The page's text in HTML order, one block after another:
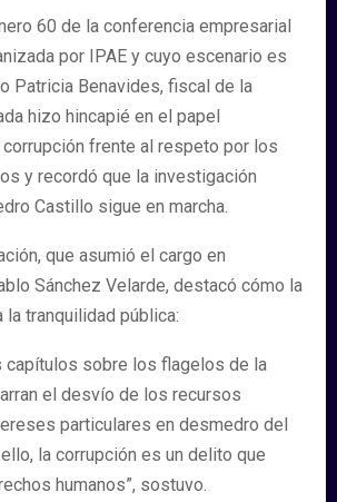
60 de la conferencia empresarial
por IPAE y cuyo escenario es
Patricia Benavides, fiscal de la
hizo hincapié en el papel
frente al respeto por los
y recordó que la investigación
Castillo sigue en marcha.
que asumió el cargo en
Sánchez Velarde, destacó cómo la
la tranquilidad pública:
capítulos sobre los flagelos de la
el desvío de los recursos
particulares en desmedro del
la corrupción es un delito que
humanos”, sostuvo.